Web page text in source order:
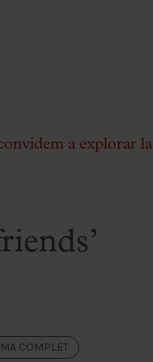
a explorar la
COMPLET